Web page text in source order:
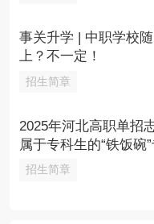
事关升学 | 中职学校
上？不一定！
招生简章
2025年河北高职单招
属于专科生的“铁饭碗”
招生简章